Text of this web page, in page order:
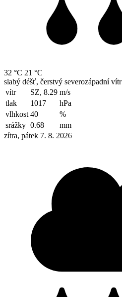
32 °C 21 °C
slabý déšť, čerstvý severozápadní vítr
vítr
SZ, 8.29 m/s
tlak
1017
hPa
vlhkost 40
%
srážky 0.68
mm
zítra, pátek 7. 8. 2026